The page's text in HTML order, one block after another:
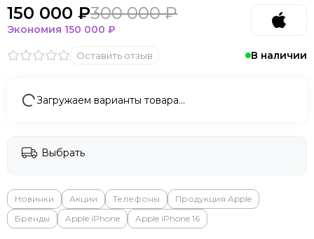
POCO
Sony
Valve
Whoop
ZTE
В наличии
Оставить отзыв
150 000 ₽300 000 ₽
Экономия 150 000 ₽
Загружаем варианты товара…
Выбрать
Новинки Акции Телефоны
Продукция Apple
Бренды
Apple iPhone Apple iPhone 16